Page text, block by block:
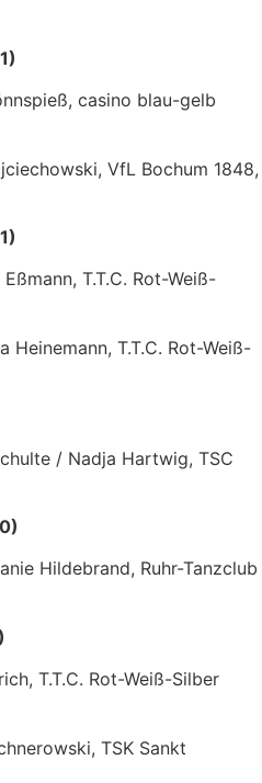
casino blau-gelb
VfL Bochum 1848,
T.T.C. Rot-Weiß-
Heinemann, T.T.C. Rot-Weiß-
/ Nadja Hartwig, TSC
Hildebrand, Ruhr-Tanzclub
T.T.C. Rot-Weiß-Silber
TSK Sankt